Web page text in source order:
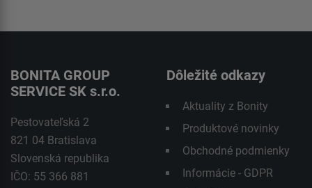
BONITA GROUP
SERVICE SK s.r.o.
Pestovateľská 2
821 04 Bratislava
Slovenská republika
IČO: 55 366 881
Dôležité odkazy
Aktuality z Bonity
Produktové novinky
Obchodné podmienky
Informácie - GDPR